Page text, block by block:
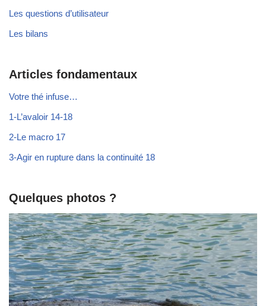
Les questions d’utilisateur
Les bilans
Articles fondamentaux
Votre thé infuse…
1-L’avaloir 14-18
2-Le macro 17
3-Agir en rupture dans la continuité 18
Quelques photos ?